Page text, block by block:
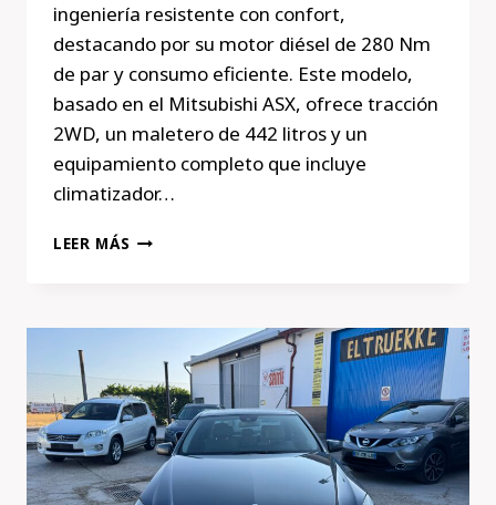
ingeniería resistente con confort,
destacando por su motor diésel de 280 Nm
de par y consumo eficiente. Este modelo,
basado en el Mitsubishi ASX, ofrece tracción
2WD, un maletero de 442 litros y un
equipamiento completo que incluye
climatizador…
LEER MÁS
AIRCROSS